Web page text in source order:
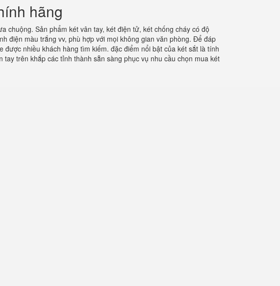
hãng
chuộng. Sản phẩm két vân tay, két điện tử, két chống cháy có độ
điện màu trắng vv, phù hợp với mọi không gian văn phòng. Để đáp
nhiều khách hàng tìm kiếm. đặc điểm nổi bật của két sắt là tính
trên khắp các tỉnh thành sẵn sàng phục vụ nhu cầu chọn mua két